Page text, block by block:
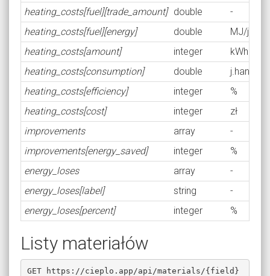
heating_costs[fuel][trade_amount] double
-
heating_costs[fuel][energy]
double
MJ/j.obl.
heating_costs[amount]
integer
kWh
heating_costs[consumption]
double
j.handl.
heating_costs[efficiency]
integer
%
heating_costs[cost]
integer
zł
improvements
array
-
improvements[energy_saved]
integer
%
energy_loses
array
-
energy_loses[label]
string
-
energy_loses[percent]
integer %
Listy materiałów
GET https://cieplo.app/api/materials/{field}